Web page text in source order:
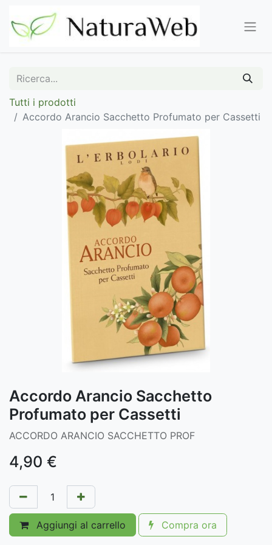
Tutti i prodotti
Accordo Arancio Sacchetto Profumato per Cassetti
Accordo Arancio Sacchetto
Profumato per Cassetti
ACCORDO ARANCIO SACCHETTO PROF
4,90 €
Aggiungi al carrello Compra ora